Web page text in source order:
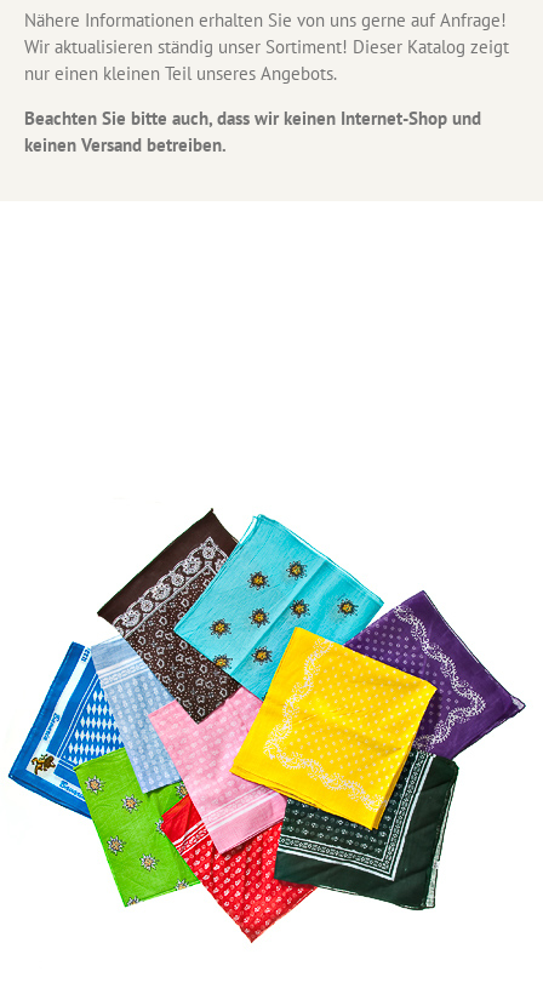
Nähere Informationen erhalten Sie von uns gerne auf Anfrage!
Wir aktualisieren ständig unser Sortiment! Dieser Katalog zeigt
nur einen kleinen Teil unseres Angebots.
Beachten Sie bitte auch, dass wir keinen Internet-Shop und
keinen Versand betreiben.